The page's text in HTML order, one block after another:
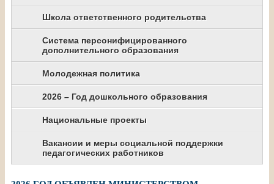
Школа ответственного родительства
Система персонифицированного
дополнительного образования
Молодежная политика
2026 – Год дошкольного образования
Национальные проекты
Вакансии и меры социальной поддержки
педагогических работников